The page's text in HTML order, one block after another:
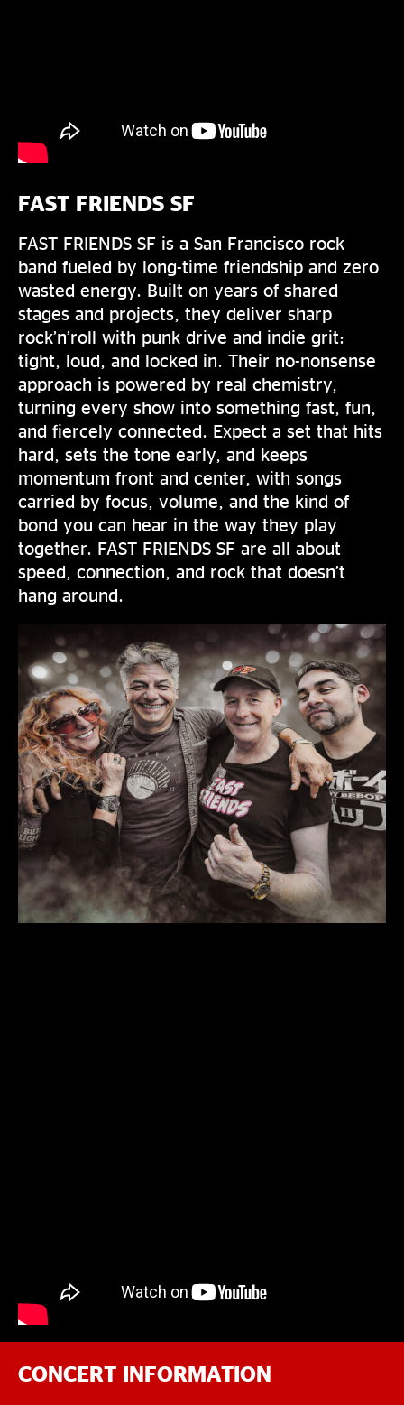
FAST FRIENDS SF
FAST FRIENDS SF is a San Francisco rock
band fueled by long-time friendship and zero
wasted energy. Built on years of shared
stages and projects, they deliver sharp
rock’n’roll with punk drive and indie grit:
tight, loud, and locked in. Their no-nonsense
approach is powered by real chemistry,
turning every show into something fast, fun,
and fiercely connected. Expect a set that hits
hard, sets the tone early, and keeps
momentum front and center, with songs
carried by focus, volume, and the kind of
bond you can hear in the way they play
together. FAST FRIENDS SF are all about
speed, connection, and rock that doesn’t
hang around.
CONCERT INFORMATION